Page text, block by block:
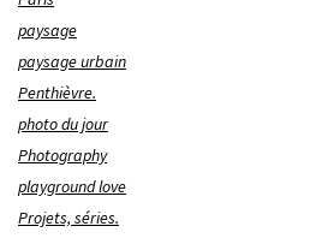
paysage
paysage urbain
Penthièvre.
photo du jour
Photography
playground love
Projets, séries.